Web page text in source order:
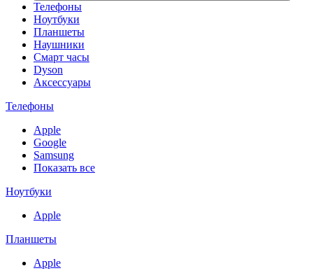
Телефоны
Ноутбуки
Планшеты
Наушники
Смарт часы
Dyson
Аксессуары
Телефоны
Apple
Google
Samsung
Показать все
Ноутбуки
Apple
Планшеты
Apple